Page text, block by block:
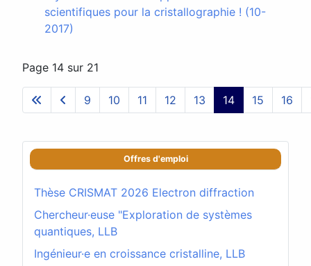
scientifiques pour la cristallographie ! (10-
2017)
Page 14 sur 21
9 10 11 12 13 14 15 16
Offres d'emploi
Thèse CRISMAT 2026 Electron diffraction
Chercheur·euse "Exploration de systèmes
quantiques, LLB
Ingénieur·e en croissance cristalline, LLB